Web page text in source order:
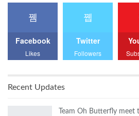
Facebook
Likes
Twitter
Followers
Recent Updates
Team Oh Butterfly meet